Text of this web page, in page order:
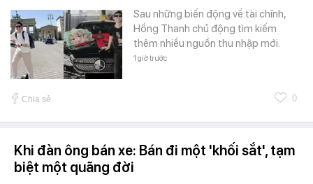
Sau những biến động về tài chính,
Hồng Thanh chủ động tìm kiếm
thêm nhiều nguồn thu nhập mới.
1 giờ trước
Chia sẻ 0
Khi đàn ông bán xe: Bán đi một 'khối sắt', tạm
biệt một quãng đời